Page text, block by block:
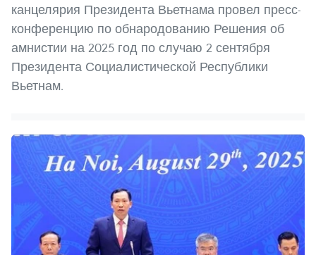
канцелярия Президента Вьетнама провел пресс-
конференцию по обнародованию Решения об
амнистии на 2025 год по случаю 2 сентября
Президента Социалистической Республики
Вьетнам.